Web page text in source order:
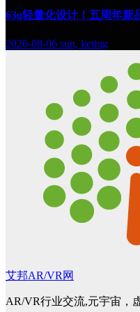
63g轻量化设计！五周年
2026-08-06 sun, keting
艾邦AR/VR网
AR/VR行业交流,元宇宙，